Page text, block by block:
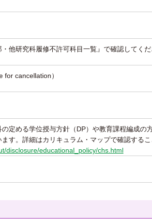
他研究科履修不許可科目一覧』で確認してくだ
for cancellation）
定める学位授与方針（DP）や教育課程編成の
す。詳細はカリキュラム・マップで確認するこ
disclosure/educational_policy/chs.html